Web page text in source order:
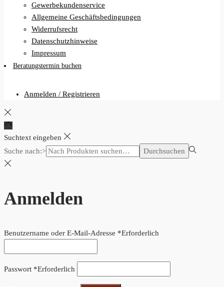
Gewerbekundenservice
Allgemeine Geschäftsbedingungen
Widerrufsrecht
Datenschutzhinweise
Impressum
Beratungstermin buchen
Anmelden / Registrieren
Suchtext eingeben
Suche nach:>
Durchsuchen
Anmelden
Benutzername oder E-Mail-Adresse *Erforderlich
Passwort *Erforderlich